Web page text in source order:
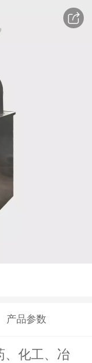
产品参数
、化工、冶